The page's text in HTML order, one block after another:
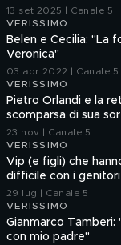
13 set 2025 | Canale 5
VERISSIMO
Belen e Cecilia: "La
Veronica"
03 apr 2022 | Canale 5
VERISSIMO
Pietro Orlandi e la
scomparsa di sua
23 nov | Canale 5
VERISSIMO
Vip (e figli) che
difficile con i genitori
29 lug | Canale 5
VERISSIMO
Gianmarco
con mio padre"